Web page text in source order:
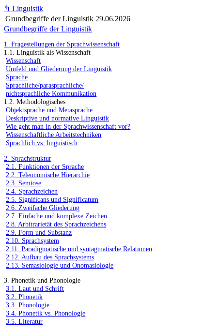
↰ Linguistik
Grundbegriffe der Linguistik 29.06.2026
Grundbegriffe der Linguistik
1. Fragestellungen der Sprachwissenschaft
1.1. Linguistik als Wissenschaft
Wissenschaft
Umfeld und Gliederung der Linguistik
Sprache
Sprachliche/parasprachliche/
nichtsprachliche Kommunikation
1.2. Methodologisches
Objektsprache und Metasprache
Deskriptive und normative Linguistik
Wie geht man in der Sprachwissenschaft vor?
Wissenschaftliche Arbeitstechniken
Sprachlich vs. linguistisch
2. Sprachstruktur
2.1. Funktionen der Sprache
2.2. Teleonomische Hierarchie
2.3. Semiose
2.4. Sprachzeichen
2.5. Significans und Significatum
2.6. Zweifache Gliederung
2.7. Einfache und komplexe Zeichen
2.8. Arbitrarietät des Sprachzeichens
2.9. Form und Substanz
2.10. Sprachsystem
2.11. Paradigmatische und syntagmatische Relationen
2.12. Aufbau des Sprachsystems
2.13. Semasiologie und Onomasiologie
3. Phonetik und Phonologie
3.1. Laut und Schrift
3.2. Phonetik
3.3. Phonologie
3.4. Phonetik vs. Phonologie
3.5. Literatur